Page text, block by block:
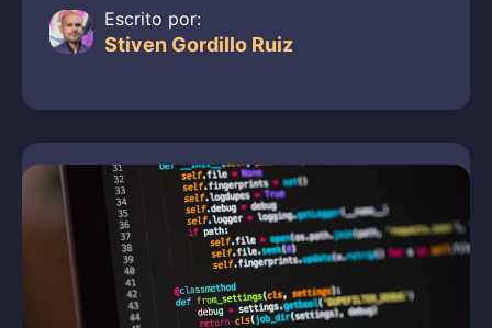
Escrito por:
Stiven Gordillo Ruiz